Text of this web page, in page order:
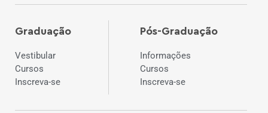
Graduação
Vestibular
Cursos
Inscreva-se
Pós-Graduação
Informações
Cursos
Inscreva-se